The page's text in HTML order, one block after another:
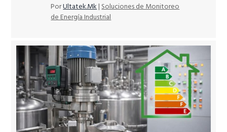
PorUltatek.Mk|Soluciones de Monitoreo
de Energía Industrial